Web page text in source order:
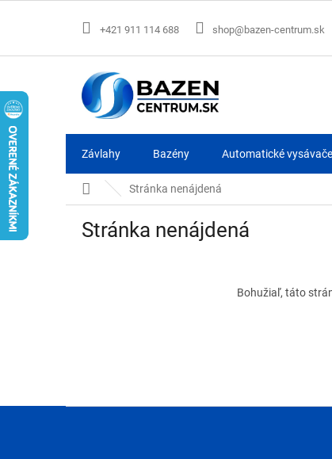
+421 911 114 688 shop@bazen-centrum.sk
Závlahy Bazény Automatické vysávače
DomovStránka nenájdená
Stránka nenájdená
Bohužiaľ, táto